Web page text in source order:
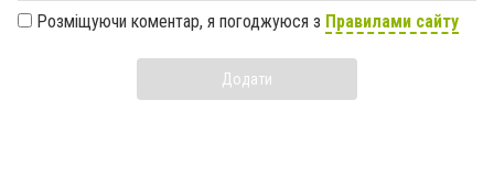
Розміщуючи коментар, я погоджуюся з Правилами сайту
Додати